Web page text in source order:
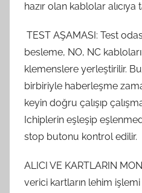
hazır olan kablolar alıcıya
TEST AŞAMASI: Test
besleme, NO, NC
klemenslere yerleştirilir.
birbiriyle haberleşme
keyin doğru çalışıp
Ichiplerin eşleşip
stop butonu kontrol edilir.
ALICI VE KARTLARIN
verici kartların lehim